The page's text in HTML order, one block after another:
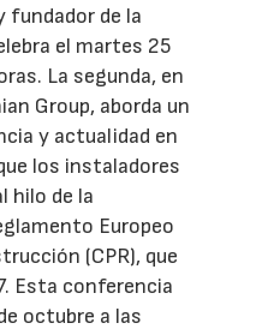
fundador de la
el martes 25
La segunda, en
Group, aborda un
y actualidad en
los instaladores
hilo de la
Europeo
(CPR), que
Esta conferencia
octubre a las